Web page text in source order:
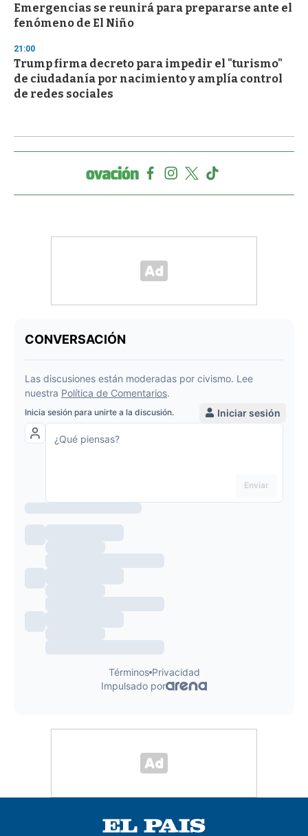
Emergencias se reunirá para prepararse ante el
fenómeno de El Niño
21:00
Trump firma decreto para impedir el "turismo"
de ciudadanía por nacimiento y amplía control
de redes sociales